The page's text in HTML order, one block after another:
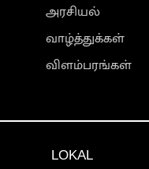
அரசியல்
வாழ்த்துக்கள்
விளம்பரங்கள்
LOKAL